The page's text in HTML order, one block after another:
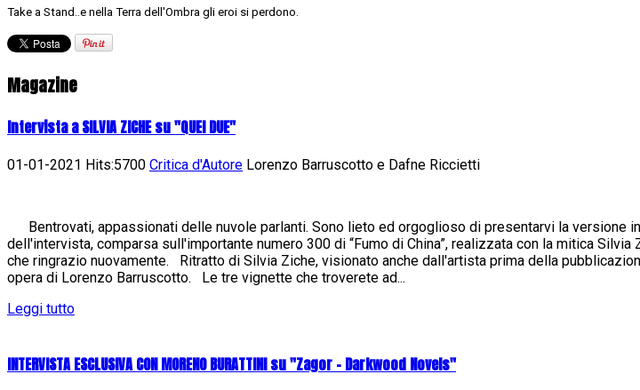
Take a Stand..e nella Terra dell'Ombra gli eroi si perdono.
Magazine
Intervista a SILVIA ZICHE su "QUEI DUE"
01-01-2021 Hits:5700 Critica d'Autore Lorenzo Barruscotto e Dafne Riccietti
Bentrovati, appassionati delle nuvole parlanti. Sono lieto ed orgoglioso di presentarvi la versione
dell'intervista, comparsa sull'importante numero 300 di “Fumo di China”, realizzata con la mitica Silvia
che ringrazio nuovamente. Ritratto di Silvia Ziche, visionato anche dall'artista prima della
opera di Lorenzo Barruscotto. Le tre vignette che troverete ad...
Leggi tutto
INTERVISTA ESCLUSIVA CON MORENO BURATTINI su "Zagor - Darkwood Novels"